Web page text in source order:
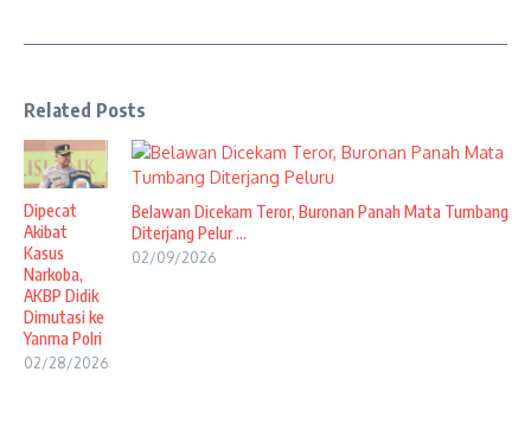
Related Posts
Dipecat
Akibat
Kasus
Narkoba,
AKBP Didik
Dimutasi ke
Yanma Polri
02/28/2026
Belawan Dicekam Teror, Buronan Panah Mata Tumbang
Diterjang Pelur ...
02/09/2026